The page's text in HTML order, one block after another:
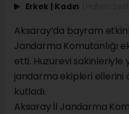
Erkek | Kadın
Aksaray’da bayram
Jandarma Komutanlığı
etti. Huzurevi sakinleriyle
jandarma ekipleri ellerini
kutladı.
Aksaray İl Jandarma